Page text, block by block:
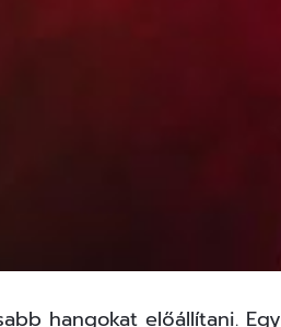
hangokat előállítani. Egy